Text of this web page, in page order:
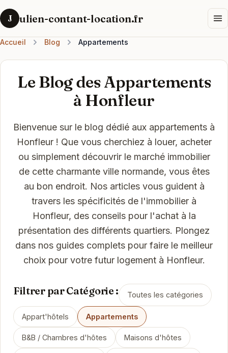
J ulien-contant-location.fr
Accueil Blog Appartements
Le Blog des Appartements
à Honfleur
Bienvenue sur le blog dédié aux appartements à
Honfleur ! Que vous cherchiez à louer, acheter
ou simplement découvrir le marché immobilier
de cette charmante ville normande, vous êtes
au bon endroit. Nos articles vous guident à
travers les spécificités de l'immobilier à
Honfleur, des conseils pour l'achat à la
présentation des différents quartiers. Plongez
dans nos guides complets pour faire le meilleur
choix pour votre futur logement à Honfleur.
Filtrer par Catégorie : Toutes les catégories
Appart'hôtels Appartements
B&B / Chambres d'hôtes Maisons d'hôtes